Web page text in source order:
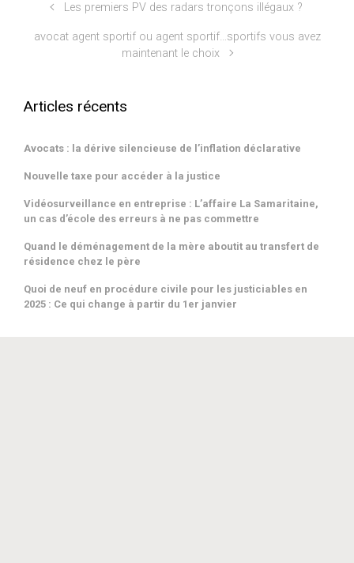
Les premiers PV des radars tronçons illégaux ?
avocat agent sportif ou agent sportif…sportifs vous avez
maintenant le choix
Articles récents
Avocats : la dérive silencieuse de l’inflation déclarative
Nouvelle taxe pour accéder à la justice
Vidéosurveillance en entreprise : L’affaire La Samaritaine,
un cas d’école des erreurs à ne pas commettre
Quand le déménagement de la mère aboutit au transfert de
résidence chez le père
Quoi de neuf en procédure civile pour les justiciables en
2025 : Ce qui change à partir du 1er janvier
Pages et Articles Phares
BARÈME INDICATIF DES HONORAIRES
résidence chez le père
LISTE DES VENTES AUX ENCHÈRES AU TRIBUNAL JUDICIAIRE DE
CONTACT
instance par la plateforme RPVA de communication électronique
CONDITIONS POUR ENCHERIR
Vidéosurveillance : annulation d'actes de procédure pénale établis
vidéos et qui ne les ont pas obtenues par la voie de réquisitions.
Downloads